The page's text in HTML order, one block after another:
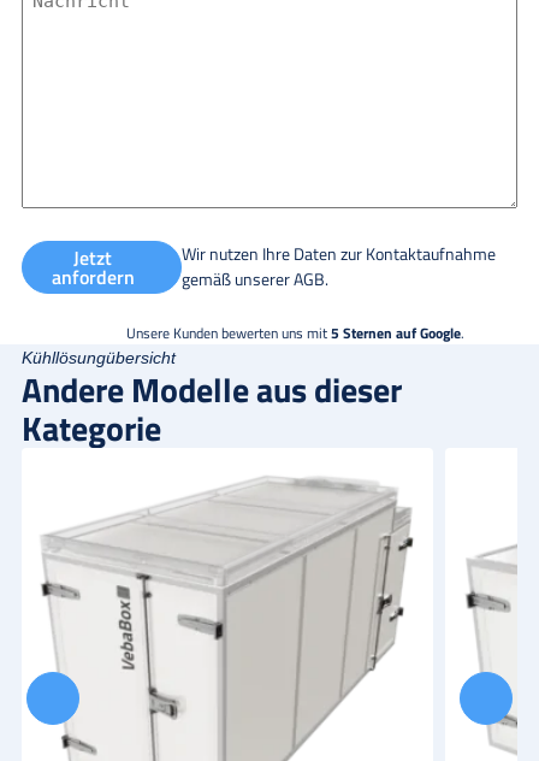
Jetzt
anfordern
Wir nutzen Ihre Daten zur Kontaktaufnahme
gemäß unsererAGB.
Unsere Kunden bewerten uns mit5 Sternen auf Google.
Kühllösungübersicht
Andere Modelle aus dieser
Kategorie